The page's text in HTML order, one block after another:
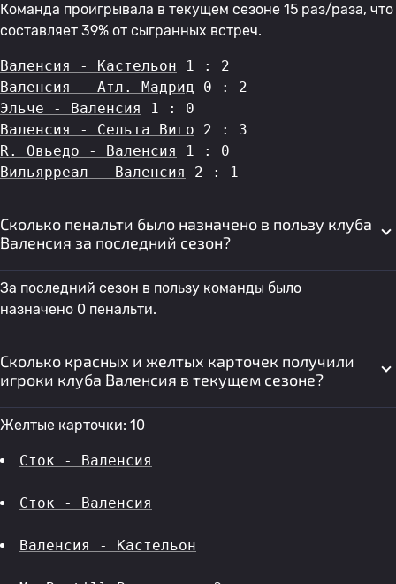
Команда проигрывала в текущем сезоне 15 раз/раза, что
составляет 39% от сыгранных встреч.
Валенсия - Кастельон 1 : 2
Валенсия - Атл. Мадрид 0 : 2
Эльче - Валенсия
1 : 0
Валенсия - Сельта Виго 2 : 3
R. Овьедо - Валенсия
1 : 0
Вильярреал - Валенсия
2 : 1
Сколько пенальти было назначено в пользу клуба
Валенсия за последний сезон?
За последний сезон в пользу команды было
назначено 0 пенальти.
Сколько красных и желтых карточек получили
игроки клуба Валенсия в текущем сезоне?
Желтые карточки: 10
Сток - Валенсия
Сток - Валенсия
Валенсия - Кастельон